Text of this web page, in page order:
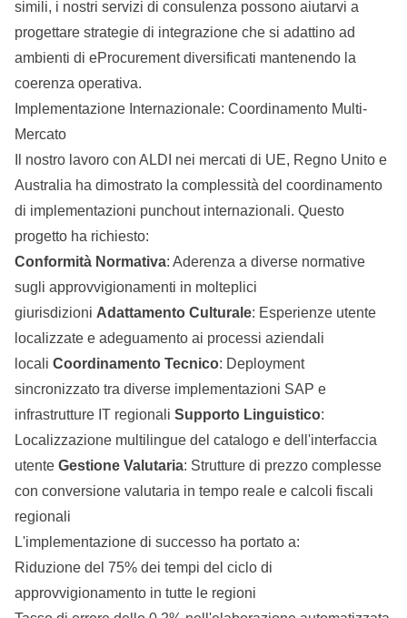
simili, i nostri servizi di consulenza possono aiutarvi a
progettare strategie di integrazione che si adattino ad
ambienti di eProcurement diversificati mantenendo la
coerenza operativa.
Implementazione Internazionale: Coordinamento Multi-
Mercato
Il nostro lavoro con ALDI nei mercati di UE, Regno Unito e
Australia ha dimostrato la complessità del coordinamento
di implementazioni punchout internazionali. Questo
progetto ha richiesto:
Conformità Normativa: Aderenza a diverse normative
sugli approvvigionamenti in molteplici
giurisdizioni Adattamento Culturale: Esperienze utente
localizzate e adeguamento ai processi aziendali
locali Coordinamento Tecnico: Deployment
sincronizzato tra diverse implementazioni SAP e
infrastrutture IT regionali Supporto Linguistico:
Localizzazione multilingue del catalogo e dell'interfaccia
utente Gestione Valutaria: Strutture di prezzo complesse
con conversione valutaria in tempo reale e calcoli fiscali
regionali
L'implementazione di successo ha portato a:
Riduzione del 75% dei tempi del ciclo di
approvvigionamento in tutte le regioni